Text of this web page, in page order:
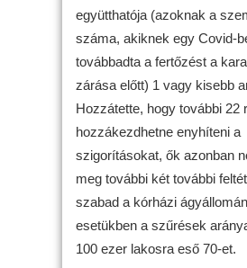
együtthatója (azoknak a
száma, akiknek egy Covid-
továbbadta a fertőzést a
zárása előtt) 1 vagy kisebb
Hozzátette, hogy további 22
hozzákezdhetne enyhíteni a
szigorításokat, ők azonban
meg további két további
szabad a kórházi
esetükben a szűrések
100 ezer lakosra eső 70-et.